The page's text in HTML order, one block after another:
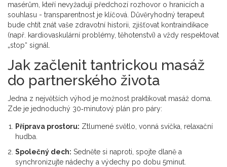
masérům, kteří nevyžadují předchozí rozhovor o hranicích a
souhlasu - transparentnost je klíčová. Důvěryhodný terapeut
bude chtít znát vaše zdravotní historii, zjišťovat kontraindikace
(např. kardiovaskulární problémy, těhotenství) a vždy respektovat
„stop“ signál.
Jak začlenit tantrickou masáž
do partnerského života
Jedna z největších výhod je možnost praktikovat masáž doma.
Zde je jednoduchý 30‑minutový plán pro páry:
Příprava prostoru: Ztlumené světlo, vonná svíčka, relaxační
hudba.
Společný dech: Sedněte si naproti, spojte dlaně a
synchronizujte nádechy a výdechy po dobu 5minut.